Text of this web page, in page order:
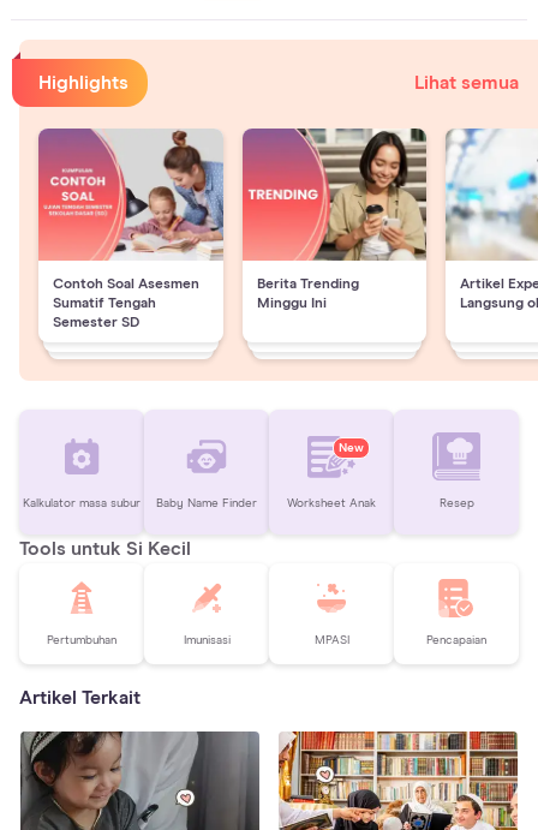
Highlights Lihat semua
Contoh Soal Asesmen
Sumatif Tengah
Semester SD
Berita Trending
Minggu Ini
Artikel
Langsung
Kalkulator masa subur Baby Name Finder
New
Worksheet Anak Resep
Tools untuk Si Kecil
Pertumbuhan Imunisasi MPASI Pencapaian
Artikel Terkait